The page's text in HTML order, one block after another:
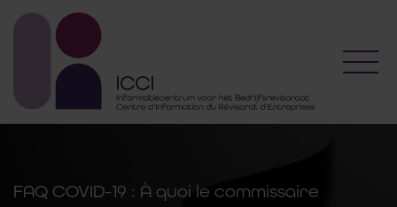
FAQ COVID-19 : À quoi le commissaire